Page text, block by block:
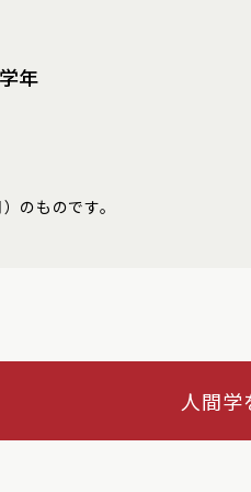
年
のものです。
人間学